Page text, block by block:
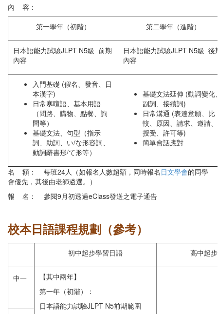
內 容：
第一學年（初階）
第二學年（進階）
日本語能力試驗JLPT N5級 前期
內容
日本語能力試驗JLPT N5級 後
內容
入門基礎 (假名、發音、日
本漢字)
日常寒喧語、基本用語
（問路、購物、點餐、詢
問等）
基礎文法、句型（指示
詞、助詞、い/な形容詞、
動詞辭書形/て形等）
基礎文法延伸 (動詞變化
副詞、接續詞)
日常溝通 (表達意願、比
較、原因、請求、邀請、
授受、許可等)
簡單會話應對
名 額： 每班24人（如報名人數超額，同時報名 日文學會的同學
會優先，其後由老師遴選。）
報 名： 參閱9月初透過eClass發送之電子通告
校本日語課程規劃（參考）
初中起步學習日語 高中起
中一
【其中兩年】
第一年（初階）：
日本語能力試驗JLPT N5前期範圍